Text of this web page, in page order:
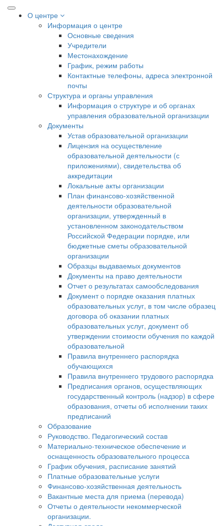
О центре
Информация о центре
Основные сведения
Учредители
Местонахождение
График, режим работы
Контактные телефоны, адреса электронной
почты
Структура и органы управления
Информация о структуре и об органах
управления образовательной организации
Документы
Устав образовательной организации
Лицензия на осуществление
образовательной деятельности (с
приложениями), свидетельства об
аккредитации
Локальные акты организации
План финансово-хозяйственной
деятельности образовательной
организации, утвержденный в
установленном законодательством
Российской Федерации порядке, или
бюджетные сметы образовательной
организации
Образцы выдаваемых документов
Документы на право деятельности
Отчет о результатах самообследования
Документ о порядке оказания платных
образовательных услуг, в том числе образец
договора об оказании платных
образовательных услуг, документ об
утверждении стоимости обучения по каждой
образовательной
Правила внутреннего распорядка
обучающихся
Правила внутреннего трудового распорядка
Предписания органов, осуществляющих
государственный контроль (надзор) в сфере
образования, отчеты об исполнении таких
предписаний
Образование
Руководство. Педагогический состав
Материально-техническое обеспечение и
оснащенность образовательного процесса
График обучения, расписание занятий
Платные образовательные услуги
Финансово-хозяйственная деятельность
Вакантные места для приема (перевода)
Отчеты о деятельности некоммерческой
организации.